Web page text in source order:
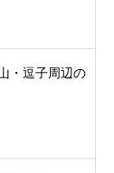
・逗子周辺の